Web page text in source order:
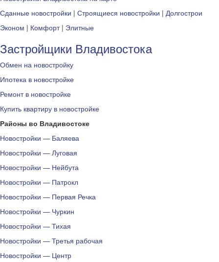
Сданные новостройки | Строящиеся новостройки | Долгострои
Эконом | Комфорт| Элитные
Застройщики Владивостока
Обмен на новостройку
Ипотека в новостройке
Ремонт в новостройке
Купить квартиру в новостройке
Районы во Владивостоке
Новостройки — Баляева
Новостройки — Луговая
Новостройки — Нейбута
Новостройки — Патрокл
Новостройки — Первая Речка
Новостройки — Чуркин
Новостройки — Тихая
Новостройки — Третья рабочая
Новостройки — Центр